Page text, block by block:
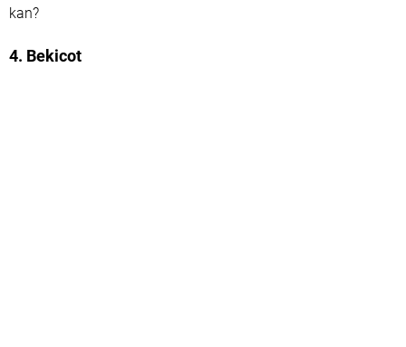
kan?
4. Bekicot